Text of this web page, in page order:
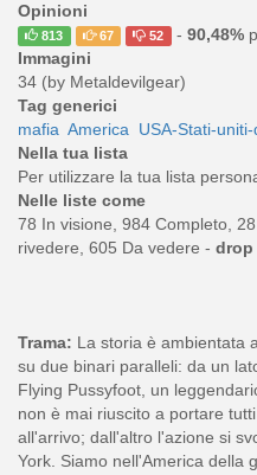
Opinioni
813 67 52 - 90,48%
Immagini
34 (by Metaldevilgear)
Tag generici
mafia America USA-Stati-
Nella tua lista
Per utilizzare la tua lista
Nelle liste come
78 In visione, 984 Completo,
rivedere, 605 Da vedere - drop
Trama: La storia è ambientata
su due binari paralleli: da un
Flying Pussyfoot, un
non è mai riuscito a portare
all'arrivo; dall'altro l'azione si
York. Siamo nell'America della